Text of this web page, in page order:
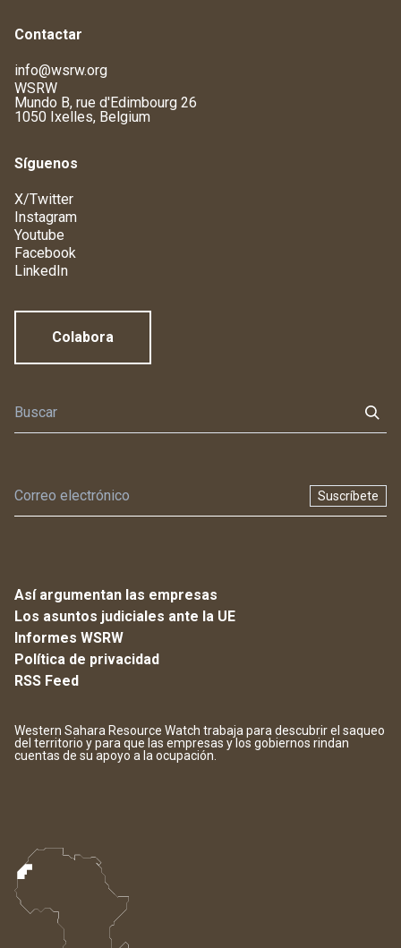
Contactar
info@wsrw.org
WSRW
Mundo B, rue d'Edimbourg 26
1050 Ixelles, Belgium
Síguenos
X/Twitter
Instagram
Youtube
Facebook
LinkedIn
Colabora
Suscríbete
Así argumentan las empresas
Los asuntos judiciales ante la UE
Informes WSRW
Política de privacidad
RSS Feed
Western Sahara Resource Watch trabaja para descubrir el saqueo
del territorio y para que las empresas y los gobiernos rindan
cuentas de su apoyo a la ocupación.